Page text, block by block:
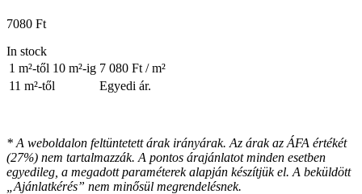
7080 Ft
In stock
1 m²-től 10 m²-ig 7 080 Ft / m²
11 m²-től
Egyedi ár.
* A weboldalon feltüntetett árak irányárak. Az árak az ÁFA értékét
(27%) nem tartalmazzák. A pontos árajánlatot minden esetben
egyedileg, a megadott paraméterek alapján készítjük el. A beküldött
„Ajánlatkérés” nem minősül megrendelésnek.